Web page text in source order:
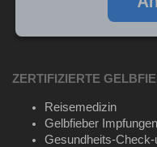
ZERTIFIZIERTE
Reisemedizin
Gelbfieber Impfungen
Gesundheits-Check-